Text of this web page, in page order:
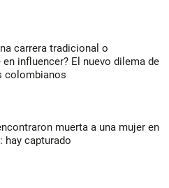
carrera tradicional o
influencer? El nuevo dilema de
colombianos
muerta a una mujer en
hay capturado